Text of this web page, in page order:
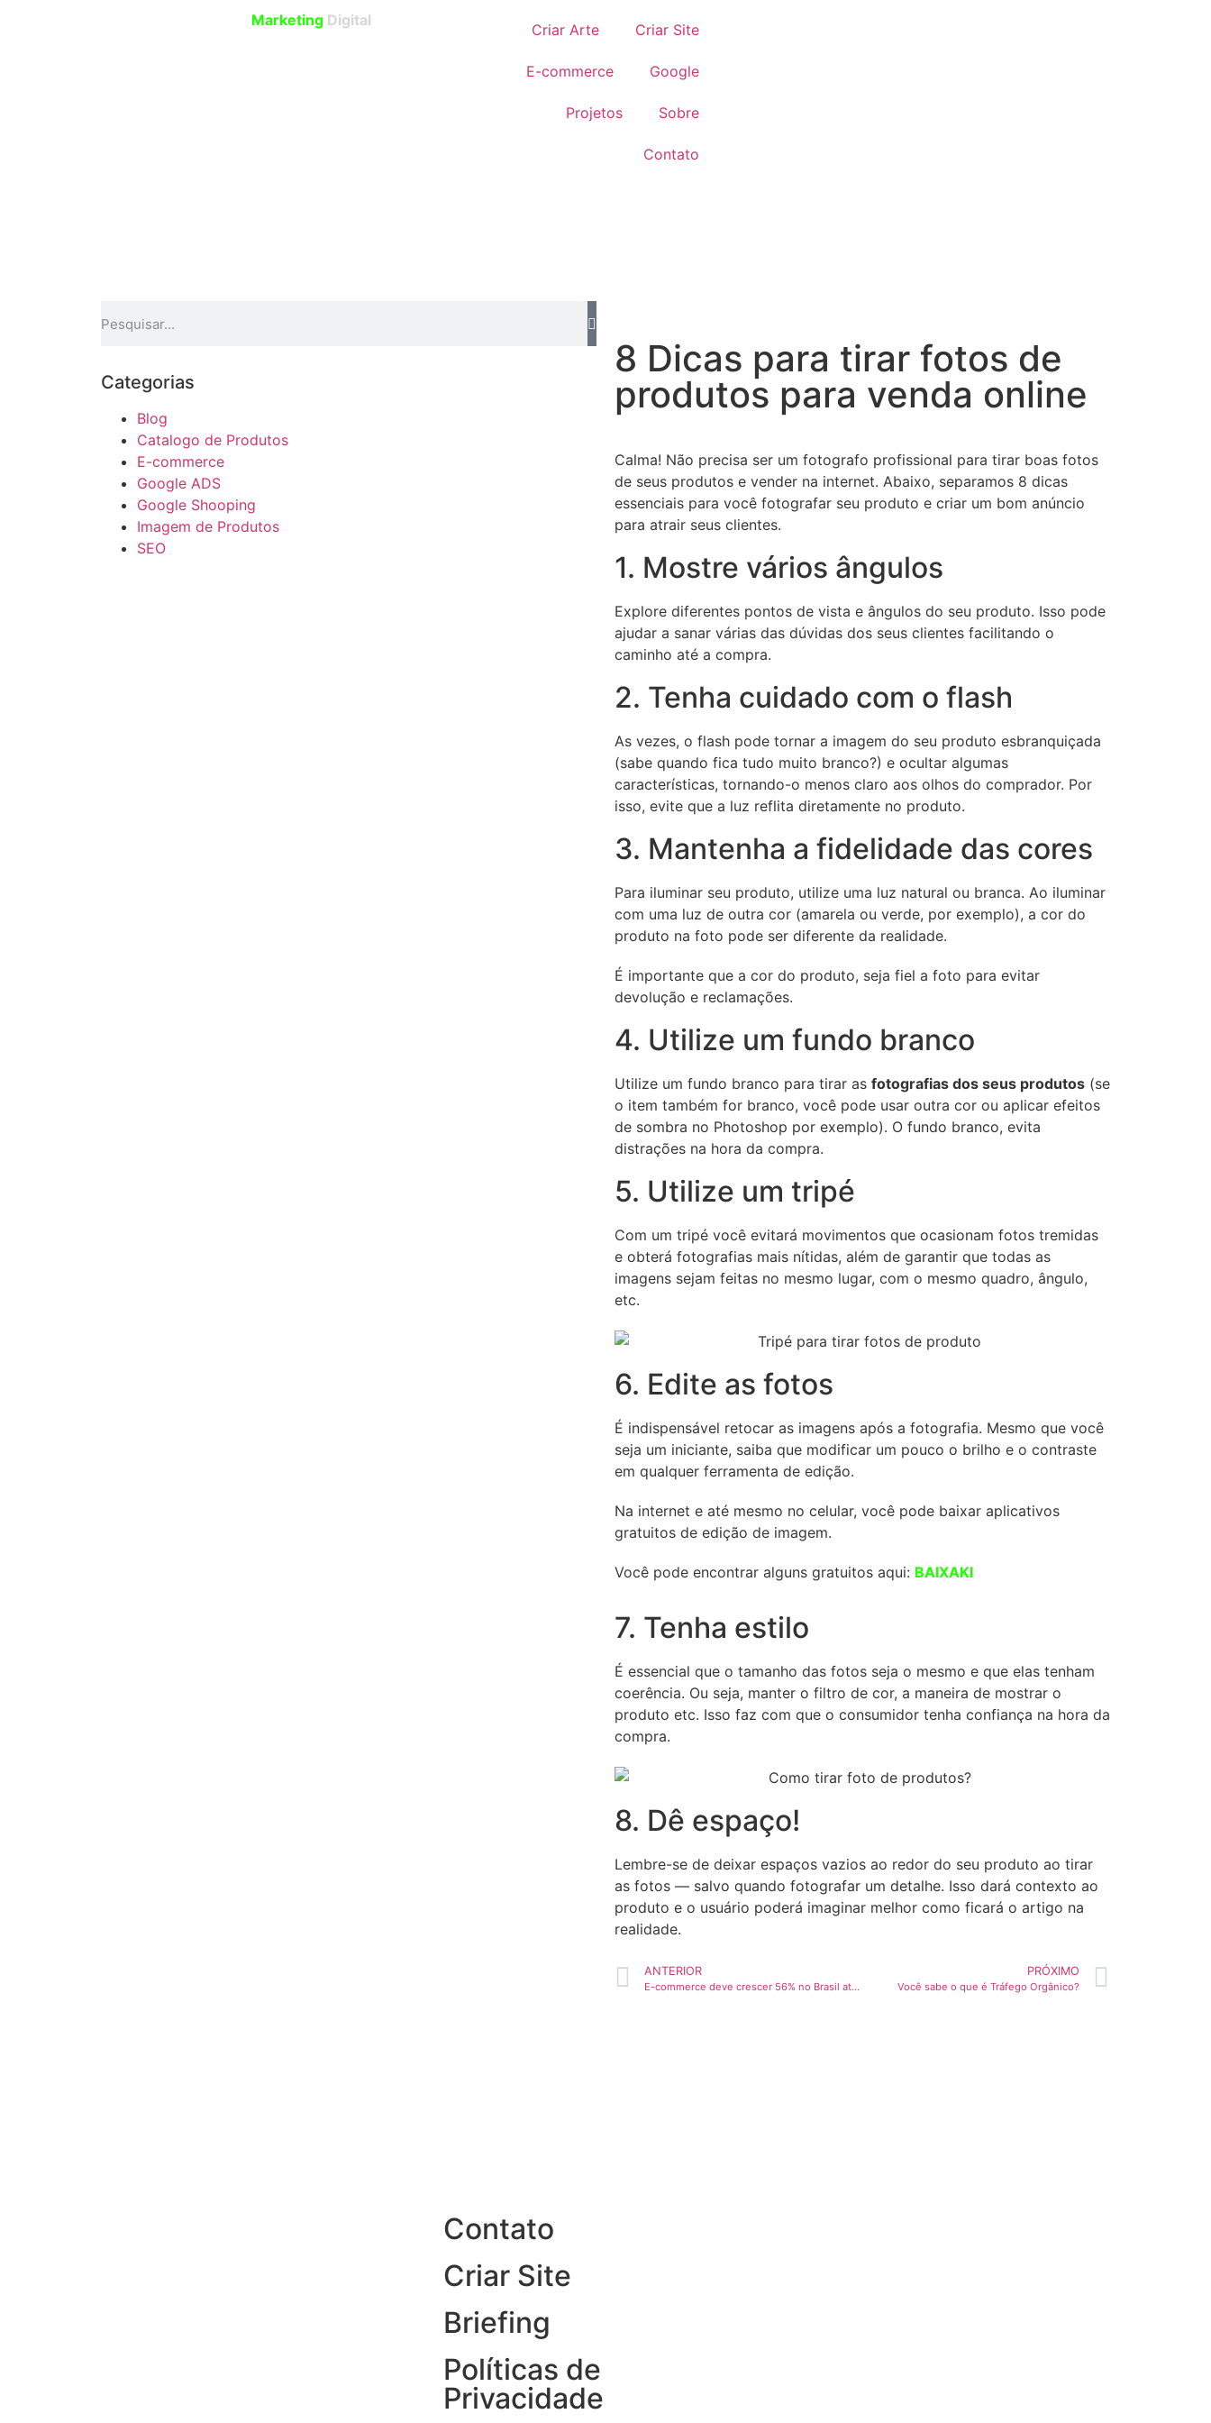
Marketing Digital
Criar Arte Criar Site
E-commerce Google
Projetos Sobre
Contato
Categorias
Blog
Catalogo de Produtos
E-commerce
Google ADS
Google Shooping
Imagem de Produtos
SEO
8 Dicas para tirar fotos de
produtos para venda online
Calma! Não precisa ser um fotografo profissional para tirar boas fotos
de seus produtos e vender na internet. Abaixo, separamos 8 dicas
essenciais para você fotografar seu produto e criar um bom anúncio
para atrair seus clientes.
1. Mostre vários ângulos
Explore diferentes pontos de vista e ângulos do seu produto. Isso pode
ajudar a sanar várias das dúvidas dos seus clientes facilitando o
caminho até a compra.
2. Tenha cuidado com o flash
As vezes, o flash pode tornar a imagem do seu produto esbranquiçada
(sabe quando fica tudo muito branco?) e ocultar algumas
características, tornando-o menos claro aos olhos do comprador. Por
isso, evite que a luz reflita diretamente no produto.
3. Mantenha a fidelidade das cores
Para iluminar seu produto, utilize uma luz natural ou branca. Ao iluminar
com uma luz de outra cor (amarela ou verde, por exemplo), a cor do
produto na foto pode ser diferente da realidade.
É importante que a cor do produto, seja fiel a foto para evitar
devolução e reclamações.
4. Utilize um fundo branco
Utilize um fundo branco para tirar as fotografias dos seus produtos (se
o item também for branco, você pode usar outra cor ou aplicar efeitos
de sombra no Photoshop por exemplo). O fundo branco, evita
distrações na hora da compra.
5. Utilize um tripé
Com um tripé você evitará movimentos que ocasionam fotos tremidas
e obterá fotografias mais nítidas, além de garantir que todas as
imagens sejam feitas no mesmo lugar, com o mesmo quadro, ângulo,
etc.
6. Edite as fotos
É indispensável retocar as imagens após a fotografia. Mesmo que você
seja um iniciante, saiba que modificar um pouco o brilho e o contraste
em qualquer ferramenta de edição.
Na internet e até mesmo no celular, você pode baixar aplicativos
gratuitos de edição de imagem.
Você pode encontrar alguns gratuitos aqui: BAIXAKI
7. Tenha estilo
É essencial que o tamanho das fotos seja o mesmo e que elas tenham
coerência. Ou seja, manter o filtro de cor, a maneira de mostrar o
produto etc. Isso faz com que o consumidor tenha confiança na hora da
compra.
8. Dê espaço!
Lembre-se de deixar espaços vazios ao redor do seu produto ao tirar
as fotos — salvo quando fotografar um detalhe. Isso dará contexto ao
produto e o usuário poderá imaginar melhor como ficará o artigo na
realidade.
ANTERIOR
E-commerce deve crescer 56% no Brasil até 2024
PRÓXIMO
Você sabe o que é Tráfego Orgânico?
Contato
Criar Site
Briefing
Políticas de
Privacidade